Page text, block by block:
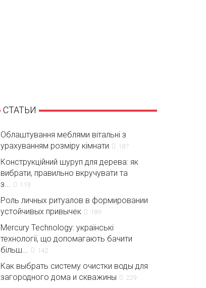
СТАТЬИ
Облаштування меблями вітальні з
урахуванням розміру кімнати
187
Конструкційний шуруп для дерева: як
вибрати, правильно вкручувати та
з...
119
Роль личных ритуалов в формировании
устойчивых привычек
189
Mercury Technology: українські
технології, що допомагають бачити
більш...
142
Как выбрать систему очистки воды для
загородного дома и скважины
229